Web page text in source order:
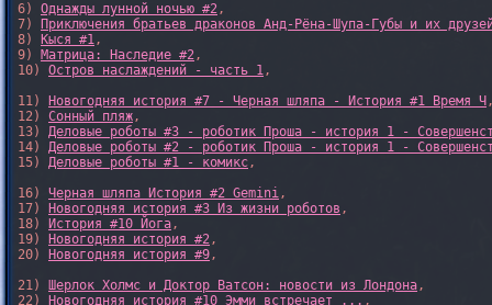
6) Однажды лунной ночью #2,
7)
Приключения братьев драконов Анд-Рёна-Шупа-Губы и их
8)
Кыся #1,
9) Матрица: Наследие #2,
10) Остров наслаждений - часть 1,
11)
Новогодняя история #7 - Черная шляпа - История #1 Время Ч
12) Сонный пляж,
13) Деловые роботы #3 - роботик Проша - история 1 -
14) Деловые роботы #2 - роботик Проша - история 1 -
15) Деловые роботы #1 - комикс,
16) Черная шляпа История #2 Gemini,
17)
Новогодняя история #3 Из жизни роботов ,
18)
История #10 Йога,
19)
Новогодняя история #2,
20)
Новогодняя история #9,
21) Шерлок Холмс и Доктор Ватсон: новости из Лондона,
22)
Новогодняя история #10 Эмми встречает ... ,